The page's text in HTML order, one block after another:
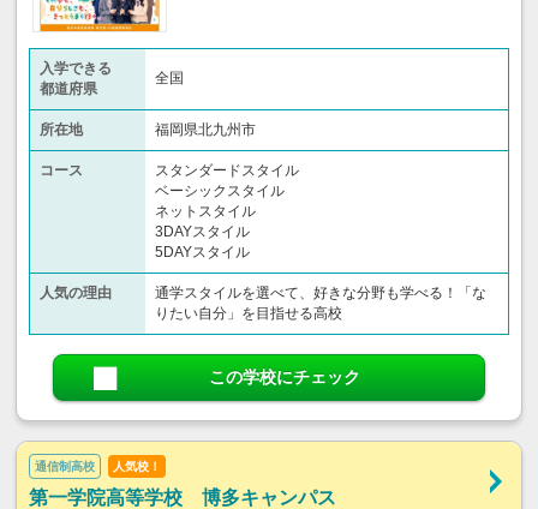
入学できる
都道府県
全国
所在地 福岡県北九州市
コース
スタンダードスタイル
ベーシックスタイル
ネットスタイル
3DAYスタイル
5DAYスタイル
人気の理由
通学スタイルを選べて、好きな分野も学べる！「な
りたい自分」を目指せる高校
この学校にチェック
通信制高校 人気校！
第一学院高等学校 博多キャンパス